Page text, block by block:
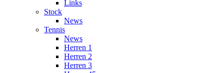
Links
Stock
News
Tennis
News
Herren 1
Herren 2
Herren 3